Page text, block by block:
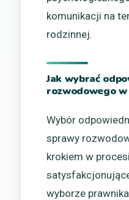
komunikacji na
rodzinnej.
Jak wybrać
rozwodowego
Wybór
sprawy
krokiem w
wyborze